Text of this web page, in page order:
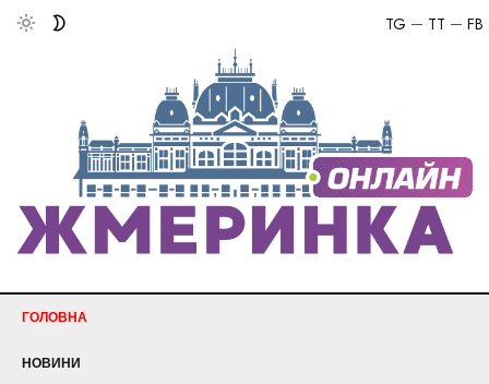
FB
TT
TG
ГОЛОВНА
НОВИНИ